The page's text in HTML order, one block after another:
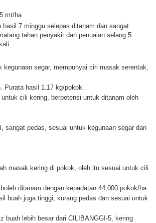
mt/ha
hasil 7 minggu selepas ditanam dan sangat
tahan penyakit dan penuaian selang 5
kegunaan segar, mempunyai ciri masak serentak,
Purata hasil 1.17 kg/pokok.
cili kering, berpotensi untuk ditanam oleh
sangat pedas, sesuai untuk kegunaan segar dan
masak kering di pokok, oleh itu sesuai untuk cili
ditanam dengan kepadatan 44,000 pokok/ha.
buah juga tinggi, kurang pedas dan sesuai untuk
buah lebih besar dari CILIBANGGI-5, kering